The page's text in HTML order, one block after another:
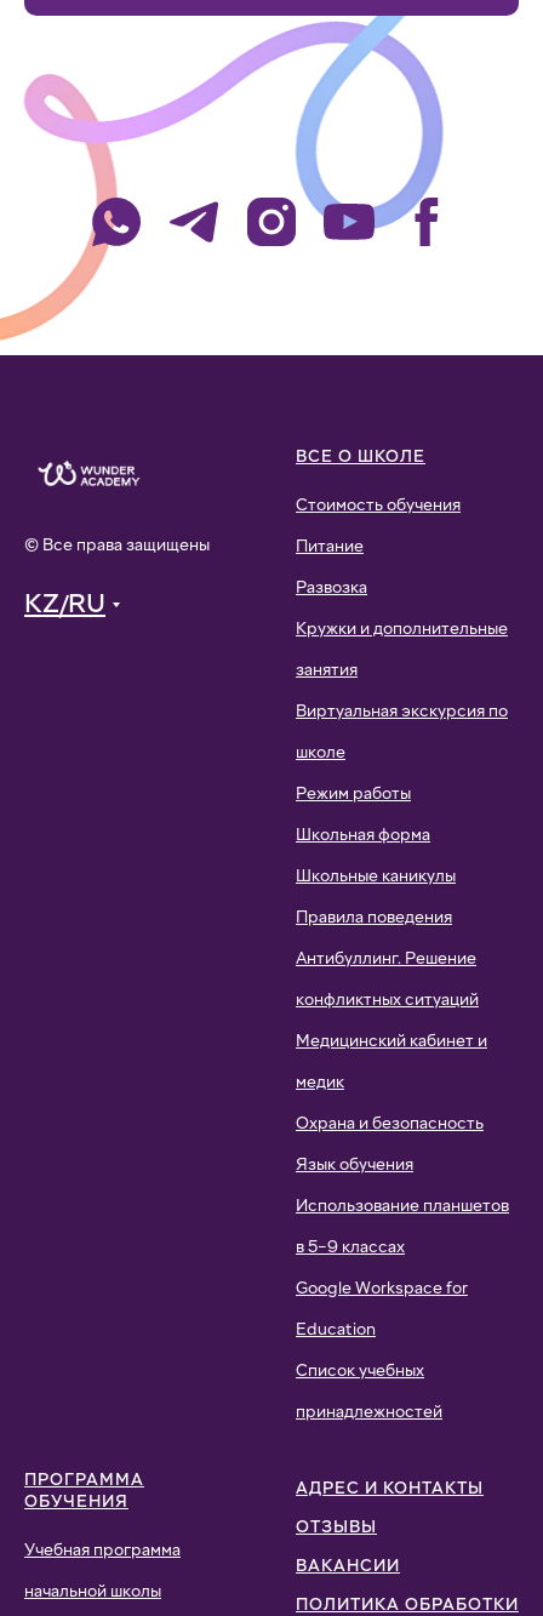
© Все права защищены
KZ/RU
ВСЕ О ШКОЛЕ
Стоимость обучения
Питание
Развозка
Кружки и дополнительные
занятия
Виртуальная экскурсия по
школе
Режим работы
Школьная форма
Школьные каникулы
Правила поведения
Антибуллинг. Решение
конфликтных ситуаций
Медицинский кабинет и
медик
Охрана и безопасность
Язык обучения
Использование планшетов
в 5–9 классах
Google Workspace for
Education
Список учебных
принадлежностей
ПРОГРАММА
ОБУЧЕНИЯ
Учебная программа
начальной школы
АДРЕС И КОНТАКТЫ
ОТЗЫВЫ
ВАКАНСИИ
ПОЛИТИКА ОБРАБОТКИ